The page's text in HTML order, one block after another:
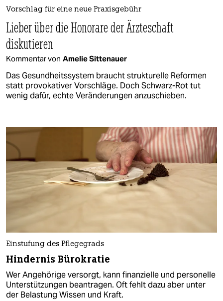
Vorschlag für eine neue Praxisgebühr
Lieber über die Honorare der Ärzteschaft
diskutieren
Kommentar von Amelie Sittenauer
Das Gesundheitssystem braucht strukturelle Reformen
statt provokativer Vorschläge. Doch Schwarz-Rot tut
wenig dafür, echte Veränderungen anzuschieben.
Einstufung des Pflegegrads
Hindernis Bürokratie
Wer Angehörige versorgt, kann finanzielle und personelle
Unterstützungen beantragen. Oft fehlt dazu aber unter
der Belastung Wissen und Kraft.